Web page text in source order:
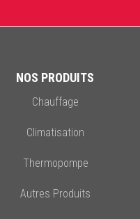
NOS PRODUITS
Chauffage
Climatisation
Thermopompe
Autres Produits